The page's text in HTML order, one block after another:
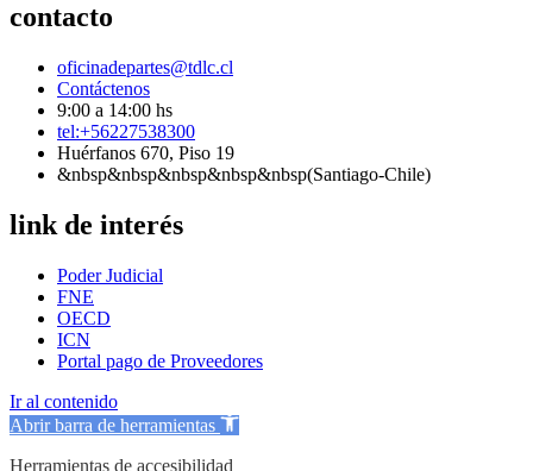
contacto
oficinadepartes@tdlc.cl
Contáctenos
9:00 a 14:00 hs
tel:+56227538300
Huérfanos 670, Piso 19
&nbsp&nbsp&nbsp&nbsp&nbsp(Santiago-Chile)
link de interés
Poder Judicial
FNE
OECD
ICN
Portal pago de Proveedores
Ir al contenido
Abrir barra de herramientas
Herramientas de accesibilidad